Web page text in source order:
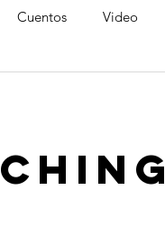
Cuentos Video